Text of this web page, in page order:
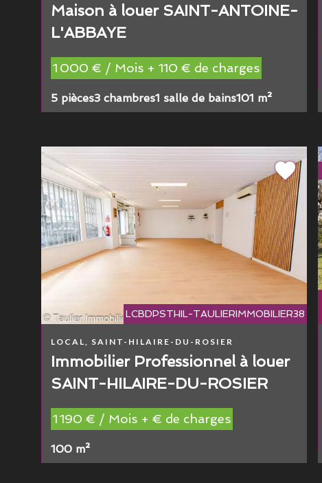
Maison à louer SAINT-ANTOINE-
L'ABBAYE
1 000 € / Mois + 110 € de charges
5 pièces3 chambres1 salle de bains101 m²
LCBDPSTHIL-TAULIERIMMOBILIER38
LOCAL, SAINT-HILAIRE-DU-ROSIER
Immobilier Professionnel à louer
SAINT-HILAIRE-DU-ROSIER
1 190 € / Mois + € de charges
100 m²